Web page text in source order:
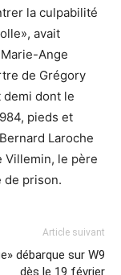
la culpabilité
avait
Ange
de Grégory
demi dont le
pieds et
Laroche
Villemin, le père
de prison.
Article suivant
débarque sur W9
dès le 19 février